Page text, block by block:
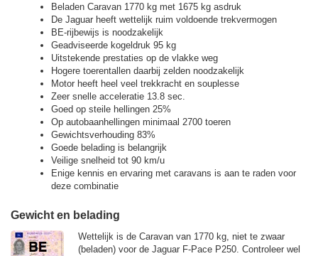
Beladen Caravan 1770 kg met 1675 kg asdruk
De Jaguar heeft wettelijk ruim voldoende trekvermogen
BE-rijbewijs is noodzakelijk
Geadviseerde kogeldruk 95 kg
Uitstekende prestaties op de vlakke weg
Hogere toerentallen daarbij zelden noodzakelijk
Motor heeft heel veel trekkracht en souplesse
Zeer snelle acceleratie 13.8 sec.
Goed op steile hellingen 25%
Op autobaanhellingen minimaal 2700 toeren
Gewichtsverhouding 83%
Goede belading is belangrijk
Veilige snelheid tot 90 km/u
Enige kennis en ervaring met caravans is aan te raden voor
deze combinatie
Gewicht en belading
Wettelijk is de Caravan van 1770 kg, niet te zwaar
(beladen) voor de Jaguar F-Pace P250. Controleer wel